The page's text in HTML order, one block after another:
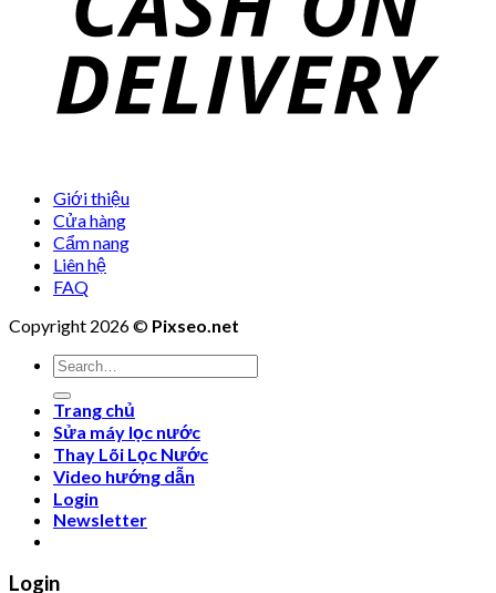
Giới thiệu
Cửa hàng
Cẩm nang
Liên hệ
FAQ
Copyright 2026 © Pixseo.net
Search
for:
Trang chủ
Sửa máy lọc nước
Thay Lõi Lọc Nước
Video hướng dẫn
Login
Newsletter
Login